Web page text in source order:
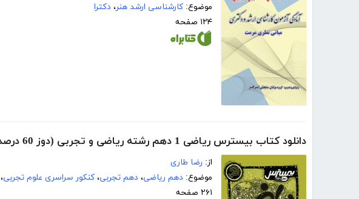
موضوع: کارشناسی ارشد هنر، دکترا
۱۲۴ صفحه
دانلود کتاب بیسترس ریاضی 1 دهم رشته ریاضی و تجربی (دوز 60 درصد)
از: رضا طاری
موضوع: دهم ریاضی، دهم تجربی، کنکور سراسری علوم تجربی،
۲۶۱ صفحه